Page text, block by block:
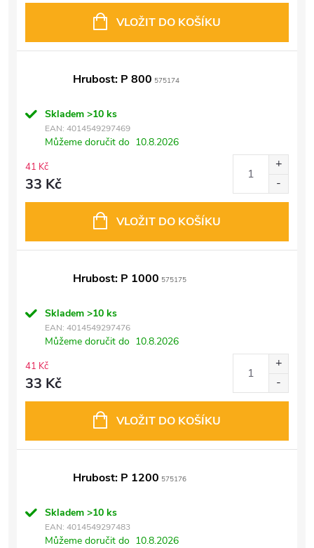
VLOŽIT DO KOŠÍKU
Hrubost: P 800 575174
Skladem >10 ks
EAN: 4014549297469
Můžeme doručit do 10.8.2026
41 Kč
33 Kč
VLOŽIT DO KOŠÍKU
Hrubost: P 1000 575175
Skladem >10 ks
EAN: 4014549297476
Můžeme doručit do 10.8.2026
41 Kč
33 Kč
VLOŽIT DO KOŠÍKU
Hrubost: P 1200 575176
Skladem >10 ks
EAN: 4014549297483
Můžeme doručit do 10.8.2026